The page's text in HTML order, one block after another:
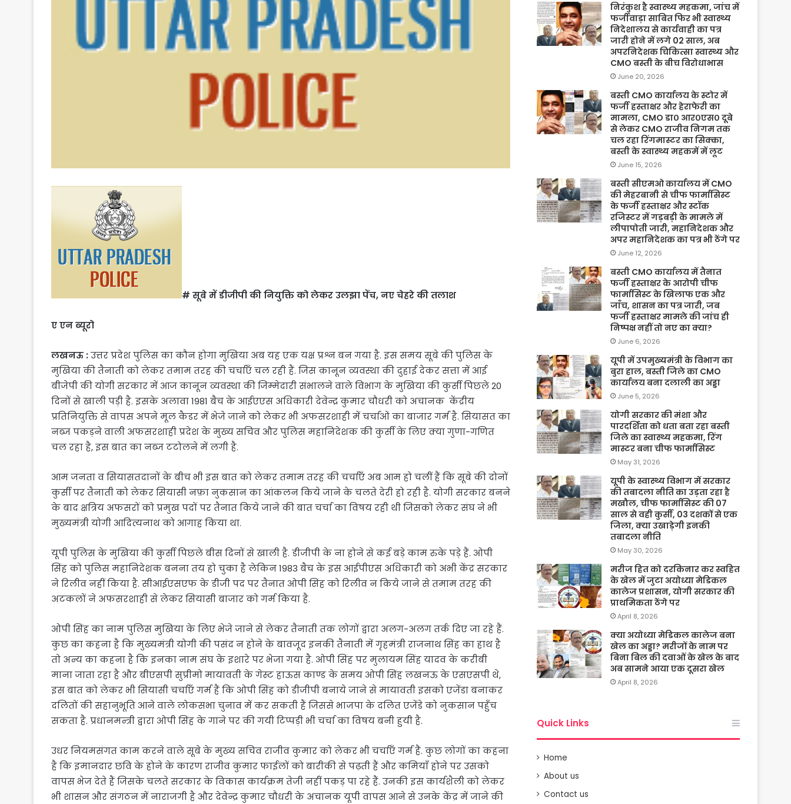
# सूबे में डीजीपी की नियुक्ति को लेकर उलझा पेंच, नए चेहरे की तलाश
ए एन ब्यूरो
लखनऊ : उत्तर प्रदेश पुलिस का कौन होगा मुखिया अब यह एक यक्ष प्रश्न बन गया है. इस समय सूबे की पुलिस के
मुखिया की तैनाती को लेकर तमाम तरह की चर्चाएँ चल रही हैं. जिस क़ानून व्यवस्था की दुहाई देकर सत्ता में आई
बीजेपी की योगी सरकार में आज कानून व्यवस्था की जिम्मेदारी संभालने वाले विभाग के मुखिया की कुर्सी पिछले 20
दिनों से खाली पड़ी है. इसके अलावा 1981 बैच के आईएएस अधिकारी देवेन्द्र कुमार चौधरी को अचानक केंद्रीय
प्रतिनियुक्ति से वापस अपने मूल कैडर में भेजे जाने को लेकर भी अफसरशाही में चर्चाओं का बाजार गर्म है. सियासत का
नब्ज पकड़ने वाली अफसरशाही प्रदेश के मुख्य सचिव और पुलिस महानिदेशक की कुर्सी के लिए क्या गुणा-गणित
चल रहा है, इस बात का नब्ज टटोलने में लगी है.
आम जनता व सियासतदानों के बीच भी इस बात को लेकर तमाम तरह की चर्चाएँ अब आम हो चलीं हैं कि सूबे की दोनों
कुर्सी पर तैनाती को लेकर सियासी नफ़ा नुकसान का आंकलन किये जाने के चलते देरी हो रही है. योगी सरकार बनने
के बाद क्षत्रिय अफसरों को प्रमुख पदों पर तैनात किये जाने की बात चर्चा का विषय रही थी जिसको लेकर संघ ने भी
मुख्यमंत्री योगी आदित्यनाथ को आगाह किया था.
यूपी पुलिस के मुखिया की कुर्सी पिछले बीस दिनों से खाली है. डीजीपी के ना होने से कई बड़े काम रुके पड़े हैं. ओपी
सिंह को पुलिस महानिदेशक बनना तय हो चुका है लेकिन 1983 बैच के इस आईपीएस अधिकारी को अभी केंद्र सरकार
ने रिलीव नहीं किया है. सीआईएसएफ के डीजी पद पर तैनात ओपी सिंह को रिलीव न किये जाने से तमाम तरह की
अटकलों ने अफसरशाही से लेकर सियासी बाजार को गर्म किया है.
ओपी सिंह का नाम पुलिस मुखिया के लिए भेजे जाने से लेकर तैनाती तक लोगों द्वारा अलग-अलग तर्क दिए जा रहे हैं.
कुछ का कहना है कि मुख्यमंत्री योगी की पसंद न होने के बावजूद इनकी तैनाती में गृहमंत्री राजनाथ सिंह का हाथ है
तो अन्य का कहना है कि इनका नाम संघ के इशारे पर भेजा गया है. ओपी सिंह पर मुलायम सिंह यादव के करीबी
माना जाता रहा है और बीएसपी सुप्रीमो मायावती के गेस्ट हाऊस काण्ड के समय ओपी सिंह लखनऊ के एसएसपी थे,
इस बात को लेकर भी सियासी चर्चाएँ गर्म हैं कि ओपी सिंह को डीजीपी बनाये जाने से मायावती इसको एजेंडा बनाकर
दलितों की सहानुभूति आने वाले लोकसभा चुनाव में कर सकती हैं जिससे भाजपा के दलित एजेंडे को नुकसान पहुँच
सकता है. प्रधानमन्त्री द्वारा ओपी सिंह के गाने पर की गयी टिप्पड़ी भी चर्चा का विषय बनी हुयी है.
उधर नियमसंगत काम करने वाले सूबे के मुख्य सचिव राजीव कुमार को लेकर भी चर्चाएँ गर्म हैं. कुछ लोगों का कहना
है कि इमानदार छवि के होने के कारण राजीव कुमार फाईलों को बारीकी से पढ़ती हैं और कमियाँ होने पर उसको
वापस भेज देते हैं जिसके चलते सरकार के विकास कार्यक्रम तेजी नहीं पकड़ पा रहे हैं. उनकी इस कार्यशैली को लेकर
भी शासन और संगठन में नाराजगी है और देवेन्द्र कुमार चौधरी के अचानक यूपी वापस आने से उनके केंद्र में जाने की
निरंकुश है स्वास्थ्य महकमा, जांच में
फर्जीवाड़ा साबित फिर भी स्वास्थ्य
निदेशालय से कार्यवाही का पत्र
जारी होने में लगे 02 साल, अब
अपरनिदेशक चिकित्सा स्वास्थ्य और
CMO बस्ती के बीच विरोधाभास
June 20, 2026
बस्ती CMO कार्यालय के स्टोर में
फर्जी हस्ताक्षर और हेराफेरी का
मामला, CMO डा० आर०एस० दूबे
से लेकर CMO राजीव निगम तक
चल रहा रिंगमास्टर का सिक्का,
बस्ती के स्वास्थ्य महकमें में लूट
June 15, 2026
बस्ती सीएमओ कार्यालय में CMO
की मेहरबानी से चीफ फार्मासिस्ट
के फर्जी हस्ताक्षर और स्टॉक
रजिस्टर में गड़बड़ी के मामले में
लीपापोती जारी, महानिदेशक और
अपर महानिदेशक का पत्र भी ठेंगे पर
June 12, 2026
बस्ती CMO कार्यालय में तैनात
फर्जी हस्ताक्षर के आरोपी चीफ
फार्मासिस्ट के खिलाफ एक और
जाँच, शासन का पत्र जारी, जब
फर्जी हस्ताक्षर मामले की जांच ही
निष्पक्ष नहीं तो नए का क्या?
June 6, 2026
यूपी में उपमुख्यमंत्री के विभाग का
बुरा हाल, बस्ती जिले का CMO
कार्यालय बना दलाली का अड्डा
June 5, 2026
योगी सरकार की मंशा और
पारदर्शिता को धता बता रहा बस्ती
जिले का स्वास्थ्य महकमा, रिंग
मास्टर बना चीफ फार्मासिस्ट
May 31, 2026
यूपी के स्वास्थ्य विभाग में सरकार
की तबादला नीति का उड़ता रहा है
मखौल, चीफ फार्मासिस्ट की 07
साल से वही कुर्सी, 03 दशकों से एक
जिला, क्या उखाड़ेगी इनकी
तबादला नीति
May 30, 2026
मरीज हित को दरकिनार कर स्वहित
के खेल में जुटा अयोध्या मेडिकल
कालेज प्रशासन, योगी सरकार की
प्राथमिकता ठेंगे पर
April 8, 2026
क्या अयोध्या मेडिकल कालेज बना
खेल का अड्डा? मरीजों के नाम पर
बिना बिल की दवाओं के खेल के बाद
अब सामने आया एक दूसरा खेल
April 8, 2026
Quick Links
Home
About us
Contact us